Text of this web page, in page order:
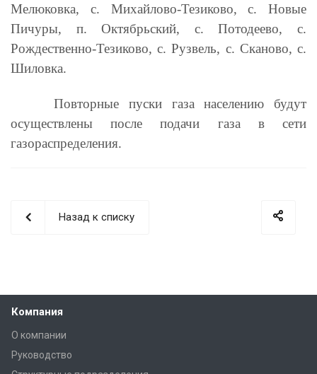
Мелюковка, с. Михайлово-Тезиково, с. Новые
Пичуры, п. Октябрьский, с. Потодеево, с.
Рождественно-Тезиково, с. Рузвель, с. Сканово, с.
Шиловка.
Повторные пуски газа населению будут
осуществлены после подачи газа в сети
газораспределения.
Назад к списку
Компания
О компании
Руководство